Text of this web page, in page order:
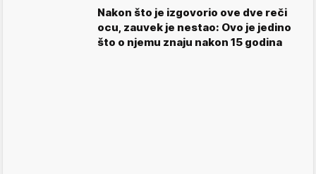
Nakon što je izgovorio ove dve reči
ocu, zauvek je nestao: Ovo je jedino
što o njemu znaju nakon 15 godina